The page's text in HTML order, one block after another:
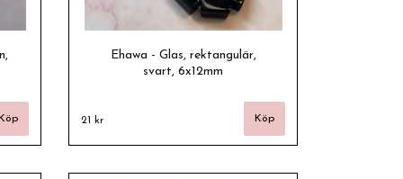
Ehawa - Glas, rektangulär,
svart, 6x12mm
21 kr